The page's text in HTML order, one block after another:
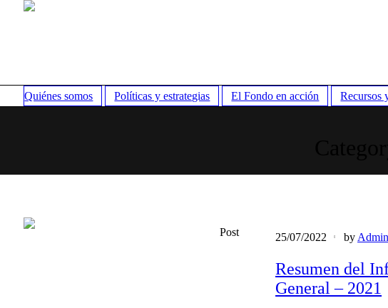
Quiénes somos Políticas y estrategias El Fondo en acción Recursos
Post 25/07/2022 by
Resumen del
General – 2021